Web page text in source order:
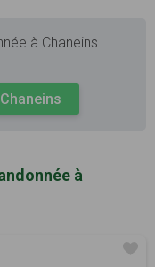
à Chaneins
à